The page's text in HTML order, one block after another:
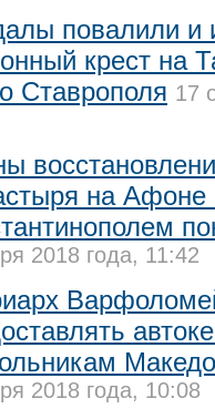
повалили и
крест на
Ставрополя 17
на Афоне
2018 года, 11:42
2018 года, 10:08